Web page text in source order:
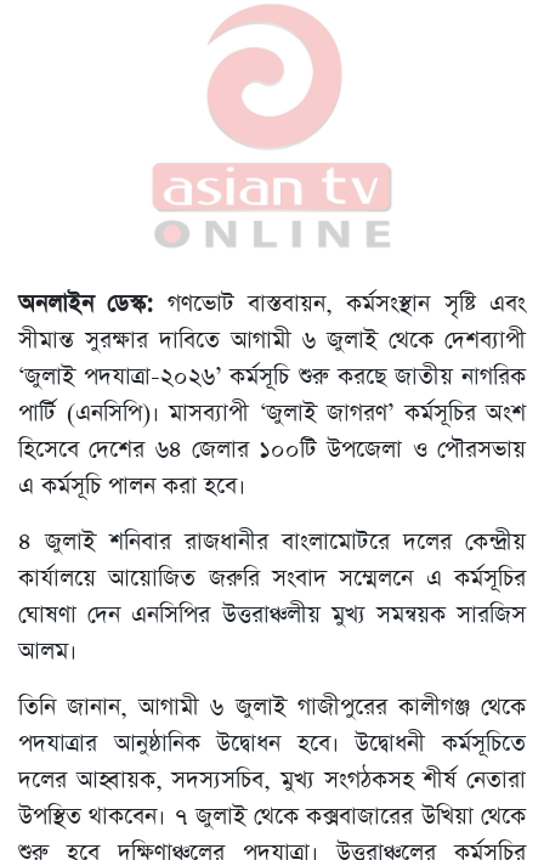
অনলাইন ডেস্ক: গণভোট বাস্তবায়ন, কর্মসংস্থান সৃষ্টি এবং
সীমান্ত সুরক্ষার দাবিতে আগামী ৬ জুলাই থেকে দেশব্যাপী
‘জুলাই পদযাত্রা-২০২৬’ কর্মসূচি শুরু করছে জাতীয় নাগরিক
পার্টি (এনসিপি)। মাসব্যাপী ‘জুলাই জাগরণ’ কর্মসূচির অংশ
হিসেবে দেশের ৬৪ জেলার ১০০টি উপজেলা ও পৌরসভায়
এ কর্মসূচি পালন করা হবে।
৪ জুলাই শনিবার রাজধানীর বাংলামোটরে দলের কেন্দ্রীয়
কার্যালয়ে আয়োজিত জরুরি সংবাদ সম্মেলনে এ কর্মসূচির
ঘোষণা দেন এনসিপির উত্তরাঞ্চলীয় মুখ্য সমন্বয়ক সারজিস
আলম।
তিনি জানান, আগামী ৬ জুলাই গাজীপুরের কালীগঞ্জ থেকে
পদযাত্রার আনুষ্ঠানিক উদ্বোধন হবে। উদ্বোধনী কর্মসূচিতে
দলের আহ্বায়ক, সদস্যসচিব, মুখ্য সংগঠকসহ শীর্ষ নেতারা
উপস্থিত থাকবেন। ৭ জুলাই থেকে কক্সবাজারের উখিয়া থেকে